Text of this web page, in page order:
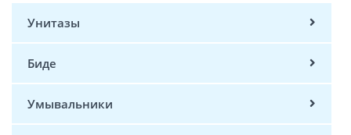
Унитазы
Биде
Умывальники